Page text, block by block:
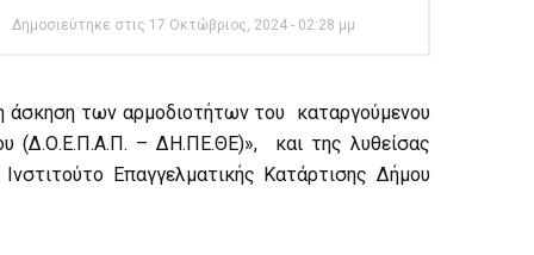
Δημοσιεύτηκε στις 17 Οκτώβριος, 2024 - 02:28 μμ
των αρμοδιοτήτων του καταργούμενου
(Δ.Ο.Ε.Π.Α.Π. – ΔΗ.ΠΕ.ΘΕ)», και της λυθείσας
Επαγγελματικής Κατάρτισης Δήμου